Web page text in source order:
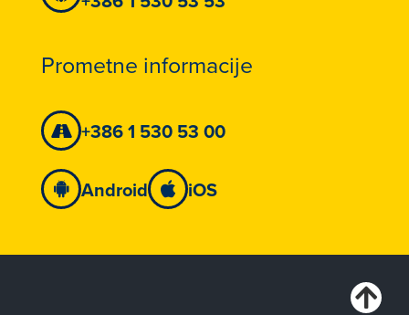
Prometne informacije
+386 1 530 53 00
Android iOS